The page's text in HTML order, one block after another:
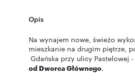
Opis
Na wynajem nowe, świeżo
mieszkanie na drugim piętrze,
Gdańska przy ulicy Pastelowej -
od Dworca Głównego.